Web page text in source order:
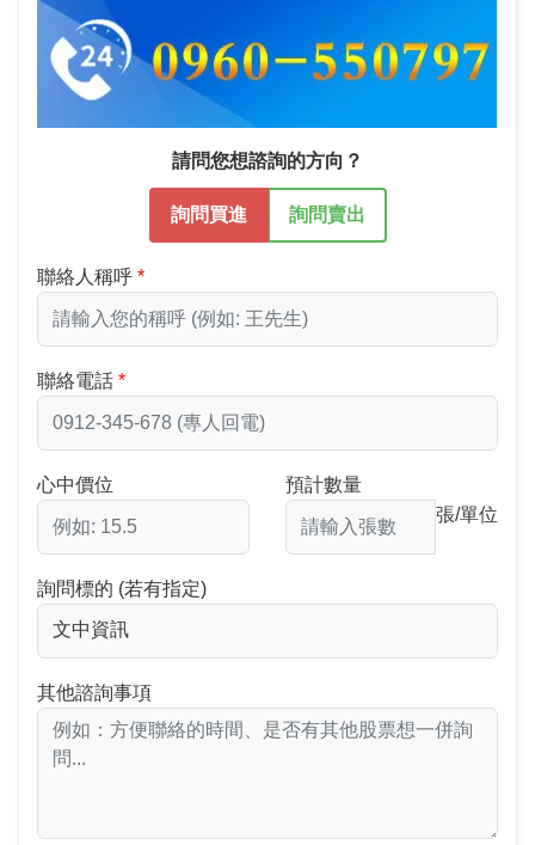
請問您想諮詢的方向？
詢問買進 詢問賣出
聯絡人稱呼
聯絡電話
心中價位
預計數量
張/單位
詢問標的 (若有指定)
其他諮詢事項